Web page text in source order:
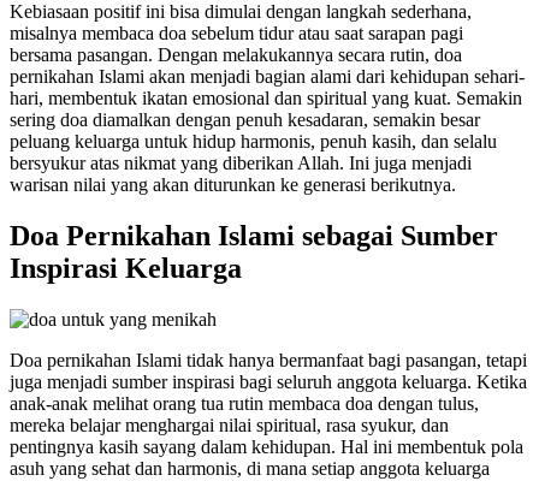
Kebiasaan positif ini bisa dimulai dengan langkah sederhana,
misalnya membaca doa sebelum tidur atau saat sarapan pagi
bersama pasangan. Dengan melakukannya secara rutin, doa
pernikahan Islami akan menjadi bagian alami dari kehidupan sehari-
hari, membentuk ikatan emosional dan spiritual yang kuat. Semakin
sering doa diamalkan dengan penuh kesadaran, semakin besar
peluang keluarga untuk hidup harmonis, penuh kasih, dan selalu
bersyukur atas nikmat yang diberikan Allah. Ini juga menjadi
warisan nilai yang akan diturunkan ke generasi berikutnya.
Doa Pernikahan Islami sebagai Sumber
Inspirasi Keluarga
Doa pernikahan Islami tidak hanya bermanfaat bagi pasangan, tetapi
juga menjadi sumber inspirasi bagi seluruh anggota keluarga. Ketika
anak-anak melihat orang tua rutin membaca doa dengan tulus,
mereka belajar menghargai nilai spiritual, rasa syukur, dan
pentingnya kasih sayang dalam kehidupan. Hal ini membentuk pola
asuh yang sehat dan harmonis, di mana setiap anggota keluarga